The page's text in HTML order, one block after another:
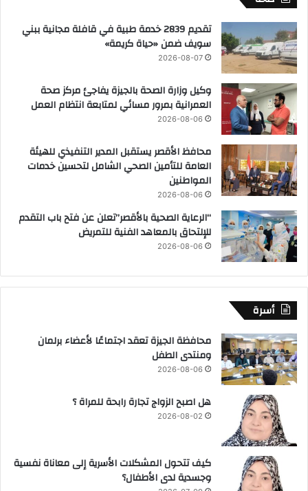
تقديم 2839 خدمة طبية في قافلة مجانية ببني
سويف ضمن «حياة كريمة»
2026-08-07
وكيل وزارة الصحة بالجيزة يفاجئ مركز صحة
العمرانية بمرور مسائي لمتابعة انتظام العمل
2026-08-06
محافظ الأقصر يستقبل المدير التنفيذي للهيئة
العامة للتأمين الصحي الشامل لتحسين خدمات
المواطنين
2026-08-06
“الرعاية الصحية بالأقصر”تعلن عن فتح باب التقدم
للإلتحاق بالمعاهد الفنية للتمريض
2026-08-06
أسرة
محافظة الجيزة تعقد اجتماعًا لأعضاء برلمان
ومنتدى الطفل
2026-08-06
هل اصبح الزواج تجارة رابحة للمراة ؟
2026-08-02
كيف تتحول المشكلات الأسرية إلى معاناة نفسية
وجسدية لدى الأطفال؟